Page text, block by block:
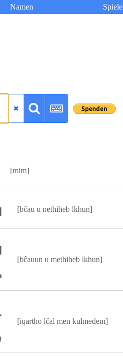
Namen Spiele
[mim]
[bĉau u nethiheb lkhun]
[bĉauun u methiheb lkhun]
[iqartho lĉal men kulmedem]